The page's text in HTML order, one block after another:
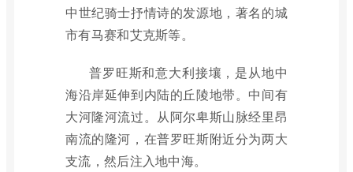
中世纪骑士抒情诗的发源地，著名的城
市有马赛和艾克斯等。
普罗旺斯和意大利接壤，是从地中
海沿岸延伸到内陆的丘陵地带。中间有
大河隆河流过。从阿尔卑斯山脉经里昂
南流的隆河，在普罗旺斯附近分为两大
支流，然后注入地中海。